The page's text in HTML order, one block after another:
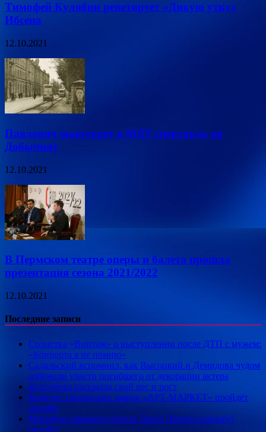
Тимофей Кулябин репетирует «Дикую утку»
Ибсена
12.10.2021
Павлович выпускает в МДТ спектакль по
Добычину
12.10.2021
В Пермском театре оперы и балета прошла
презентация сезона 2021/2022
12.10.2021
Последние записи
Солистка «Винтаж» о выступлении после ДТП с мужем:
«Концерта я не помню»
Садальский вспомнил, как Высоцкий и Демидова чудом
избежали участи погибшего от декорации актера
Волочкова раскрыла свой вес и рост
Конкурс творческих заявок «АРТ-МАРКЕТ» пройдёт
онлайн
Мировую премьеру балета Пьера Лакотта покажут
онлайн